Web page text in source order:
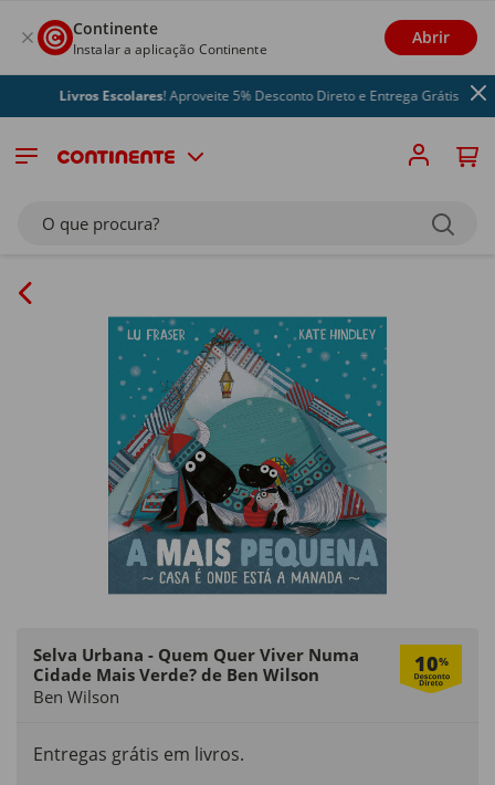
Continente
Instalar a aplicação Continente
Abrir
Livros Escolares! Aproveite 5% Desconto Direto e Entrega Grátis
O que procura?
Selva Urbana - Quem Quer Viver Numa
Cidade Mais Verde? de Ben Wilson
10%
Ben Wilson
Entregas grátis em livros.